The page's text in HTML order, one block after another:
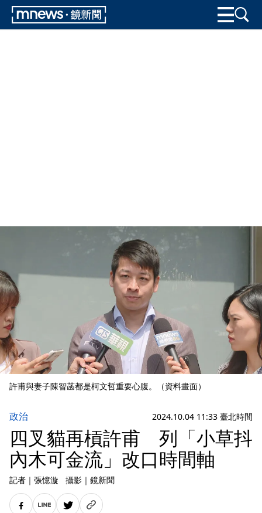
許甫與妻子陳智菡都是柯文哲重要心腹。（資料畫面）
政治 2024.10.04 11:33 臺北時間
四叉貓再槓許甫 列「小草抖
內木可金流」改口時間軸
記者 ｜ 張憶漩 攝影 ｜ 鏡新聞